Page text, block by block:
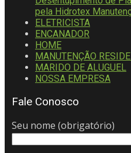
pela Hidrotex
ELETRICISTA
ENCANADOR
HOME
MANUTENÇÃO
MARIDO DE ALUGUEL
NOSSA EMPRESA
Fale Conosco
Seu nome (obrigatório)